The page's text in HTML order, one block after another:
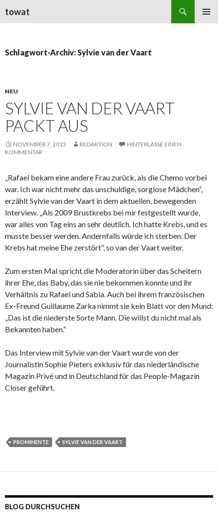
towat
Schlagwort-Archiv: Sylvie van der Vaart
NEU
SYLVIE VAN DER VAART
PACKT AUS
NOVEMBER 7, 2013 REDAKTION
HINTERLASSE EINEN
KOMMENTAR
„Rafael bekam eine andere Frau zurück, als die Chemo vorbei
war. Ich war nicht mehr das unschuldige, sorglose Mädchen“,
erzählt Sylvie van der Vaart in dem aktuellen, bewegenden
Interview. „Als 2009 Brustkrebs bei mir festgestellt wurde,
war alles von Tag eins an sehr deutlich. Ich hatte Krebs, und es
musste besser werden. Andernfalls würde ich sterben. Der
Krebs hat meine Ehe zerstört“, so van der Vaart weiter.
Zum ersten Mal spricht die Moderatorin über das Scheitern
ihrer Ehe, das Baby, das sie nie bekommen konnte und ihr
Verhältnis zu Rafael und Sabia. Auch bei ihrem französischen
Ex-Freund Guillaume Zarka nimmt sie kein Blatt vor den Mund:
„Das ist die niederste Sorte Mann. Die willst du nicht mal als
Bekannten haben.“
Das Interviewmit Sylvie van der Vaart wurde von der
Journalistin Sophie Pieters exklusiv für das niederländische
Magazin Privé und in Deutschland für das People-Magazin
Closer geführt.
PROMINENTE SYLVIE VAN DER VAART
BLOG DURCHSUCHEN